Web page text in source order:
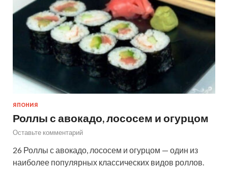
ЯПОНИЯ
Роллы с авокадо, лососем и огурцом
Оставьте комментарий
26 Роллы с авокадо, лососем и огурцом — один из
наиболее популярных классических видов роллов.